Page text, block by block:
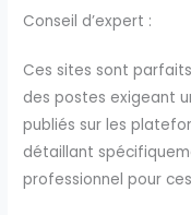
Conseil d’expert :
Ces sites sont
des postes exigeant
publiés sur les
détaillant
professionnel pour